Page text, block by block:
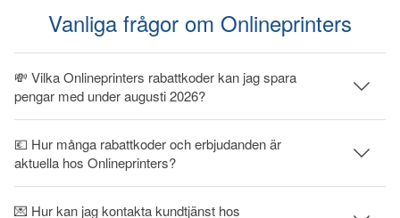
Vanliga frågor om Onlineprinters
💸 Vilka Onlineprinters rabattkoder kan jag spara
pengar med under augusti 2026?
💶 Hur många rabattkoder och erbjudanden är
aktuella hos Onlineprinters?
💌 Hur kan jag kontakta kundtjänst hos